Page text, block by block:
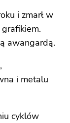
i zmarł w
awangardą.
i metalu
cyklów